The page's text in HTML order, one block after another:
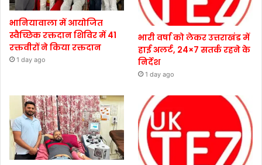
भानियावाला में आयोजित
स्वैच्छिक रक्तदान शिविर में 41
रक्तवीरों ने किया रक्तदान
1 day ago
भारी वर्षा को लेकर उत्तराखंड में
हाई अलर्ट, 24×7 सतर्क रहने के
निर्देश
1 day ago